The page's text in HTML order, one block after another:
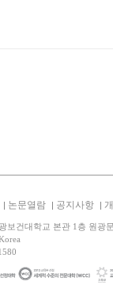
논문열람 공지사항
보건대학교 본관 1층 원광